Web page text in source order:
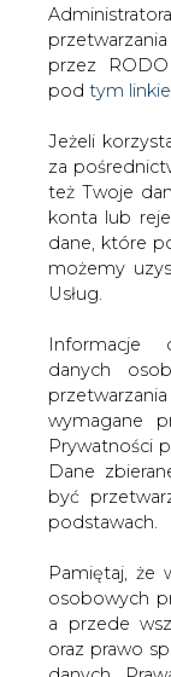
przez
pod tym
Jeżeli
za
też Twoje
konta lub
dane, które
możemy
Usług.
Informacje
danych
wymagane
Prywatności
Dane
być
podstawach.
Pamiętaj, że
osobowych
a przede
oraz prawo
Strona główna
uzgodnień i
2015-02-06 00:00
Gotowy